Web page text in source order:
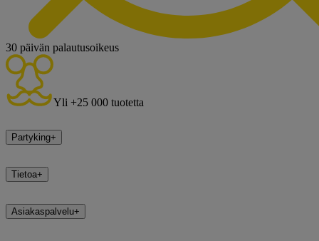
30 päivän palautusoikeus
Yli +25 000 tuotetta
Partyking+
Tietoa+
Asiakaspalvelu+